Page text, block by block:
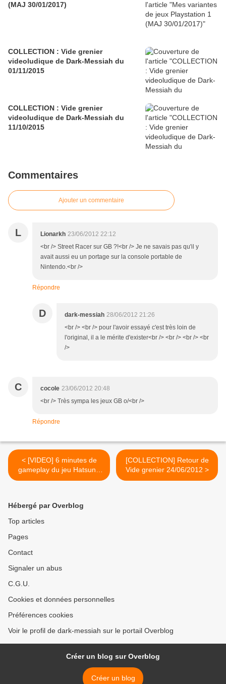
(MAJ 30/01/2017)
COLLECTION : Vide grenier
videoludique de Dark-Messiah du
01/11/2015
COLLECTION : Vide grenier
videoludique de Dark-Messiah du
11/10/2015
Commentaires
Ajouter un commentaire
L Lionarkh 23/06/2012 22:12
<br /> Street Racer sur GB ?!<br /> Je ne savais pas qu'il y
avait aussi eu un portage sur la console portable de
Nintendo.<br />
Répondre
D dark-messiah 28/06/2012 21:26
<br /> <br /> pour l'avoir essayé c'est très loin de
l'original, il a le mérite d'exister<br /> <br /> <br /> <br
/>
C cocole 23/06/2012 20:48
<br /> Très sympa les jeux GB o/<br />
Répondre
< [VIDEO] 6 minutes de
gameplay du jeu Hatsune
Miku Project DIVA f
[COLLECTION] Retour de
Vide grenier 24/06/2012 >
Hébergé par Overblog
Top articles
Pages
Contact
Signaler un abus
C.G.U.
Cookies et données personnelles
Préférences cookies
Voir le profil de dark-messiah sur le portail Overblog
Créer un blog sur Overblog
Créer un blog